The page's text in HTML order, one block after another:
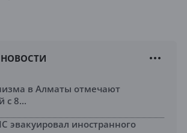
в Алматы отмечают
с 8...
эвакуировал иностранного